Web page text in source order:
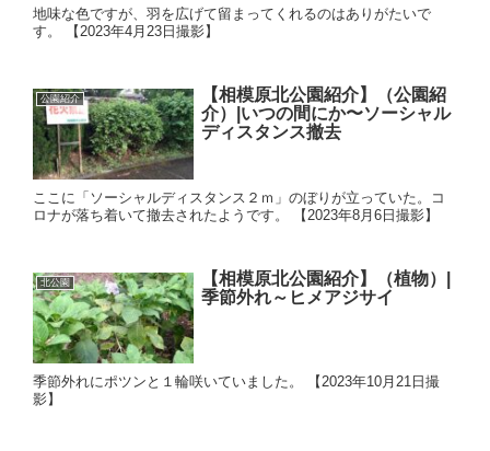
地味な色ですが、羽を広げて留まってくれるのはありがたいで
す。 【2023年4月23日撮影】
公園紹介
【相模原北公園紹介】（公園紹
介）|いつの間にか〜ソーシャル
ディスタンス撤去
ここに「ソーシャルディスタンス２ｍ」のぼりが立っていた。コ
ロナが落ち着いて撤去されたようです。 【2023年8月6日撮影】
北公園
【相模原北公園紹介】（植物）|
季節外れ～ヒメアジサイ
季節外れにポツンと１輪咲いていました。 【2023年10月21日撮
影】